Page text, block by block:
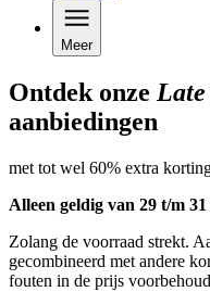
Meer
Ontdek onze
aanbiedingen
met tot wel 60% extra
Alleen geldig van 29 t/m 31
Zolang de voorraad strekt.
gecombineerd met andere
fouten in de prijs